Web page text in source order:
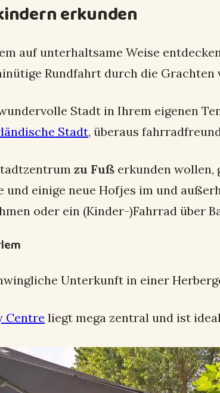
erkunden
auf unterhaltsame Weise
Rundfahrt durch die Grachten
Stadt in Ihrem eigenen
Stadt, überaus
zu Fuß erkunden wollen,
und einige neue Hofjes im und
oder ein (Kinder-)Fahrrad über
Unterkunft in einer
Centre liegt mega zentral und ist